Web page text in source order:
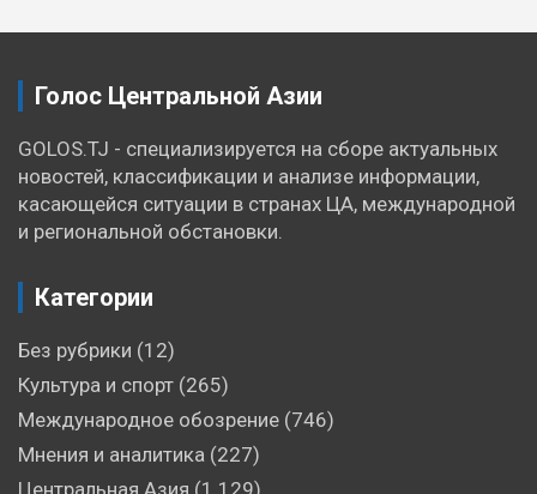
Голос Центральной Азии
GOLOS.TJ - специализируется на сборе актуальных
новостей, классификации и анализе информации,
касающейся ситуации в странах ЦА, международной
и региональной обстановки.
Категории
Без рубрики (12)
Культура и спорт (265)
Международное обозрение (746)
Мнения и аналитика (227)
Центральная Азия (1 129)